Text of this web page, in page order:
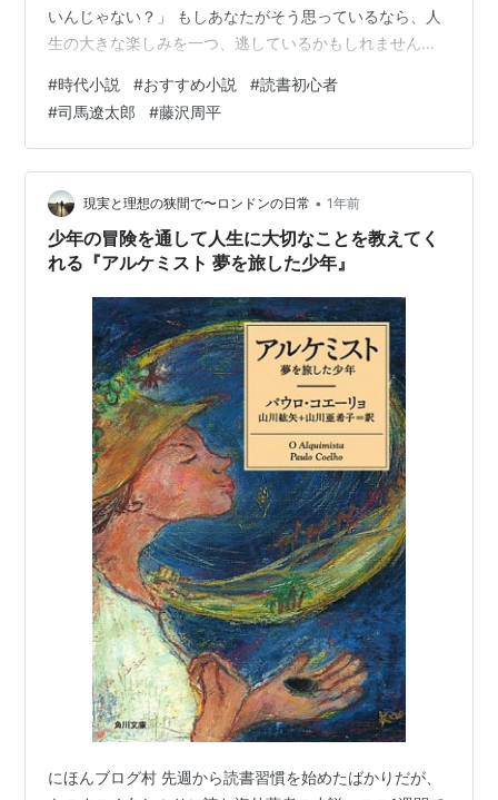
いんじゃない？」 もしあなたがそう思っているなら、人
生の大きな楽しみを一つ、逃しているかもしれません。
は時代小説こそ、現代人が忘れかけている熱い情熱や、
胸を打つ人情、そしてページをめくる手が止まらなくな
るほどの興奮が詰まった、最高のエンターテイメントだ
からです。 少し想像してみてください。私たちが生きる
現代と同じように、江戸時代や戦国時代の人々も、恋に
悩み、仕事に奮闘し、理不尽な社会や運命に立ち…
#時代小説 #おすすめ小説 #読書初心者
#司馬遼太郎 #藤沢周平
現実と理想の狭間で〜ロンドンの日常 • 1年前
少年の冒険を通して人生に大切なことを教えてく
れる『アルケミスト 夢を旅した少年』
にほんブログ村 先週から読書習慣を始めたばかりだが、